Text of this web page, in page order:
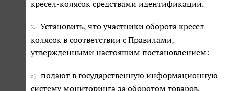
кресел-колясок средствами идентификации.
2.
Установить, что участники оборота кресел-
колясок в соответствии с Правилами,
утвержденными настоящим постановлением:
а)
подают в государственную информационную
систему мониторинга за оборотом товаров,